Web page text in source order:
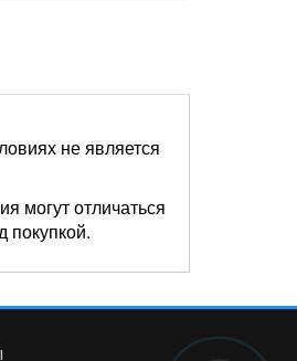
не является
могут отличаться
покупкой.